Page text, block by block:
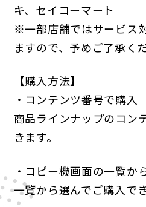
キ、セイコーマート
※一部店舗ではサービス
ますので、予めご了承く
【購入方法】
・コンテンツ番号で購入
商品ラインナップのコン
きます。
・コピー機画面の一覧か
一覧から選んでご購入でき